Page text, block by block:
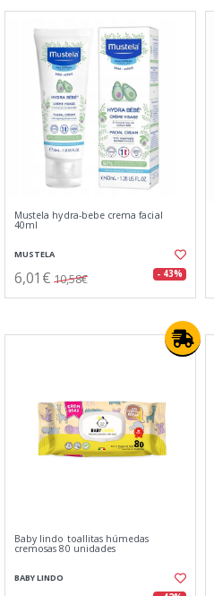
Mustela hydra-bebe crema facial
40ml
MUSTELA
6,01€ 10,58€ - 43%
Baby lindo toallitas húmedas
cremosas 80 unidades
BABY LINDO